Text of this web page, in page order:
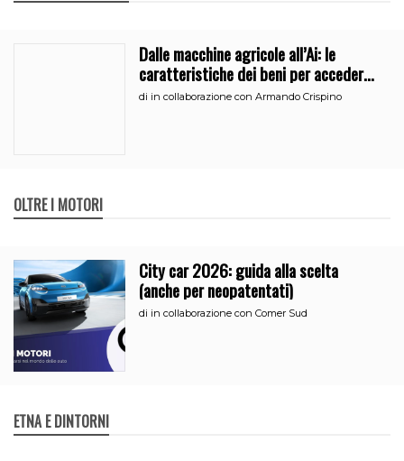
Dalle macchine agricole all’Ai: le
caratteristiche dei beni per accedere
all’iperammortamento
di in collaborazione con Armando Crispino
OLTRE I MOTORI
City car 2026: guida alla scelta
(anche per neopatentati)
di in collaborazione con Comer Sud
ETNA E DINTORNI